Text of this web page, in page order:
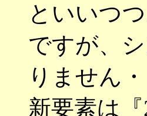
といいつ
ですが、
りません・
新要素は